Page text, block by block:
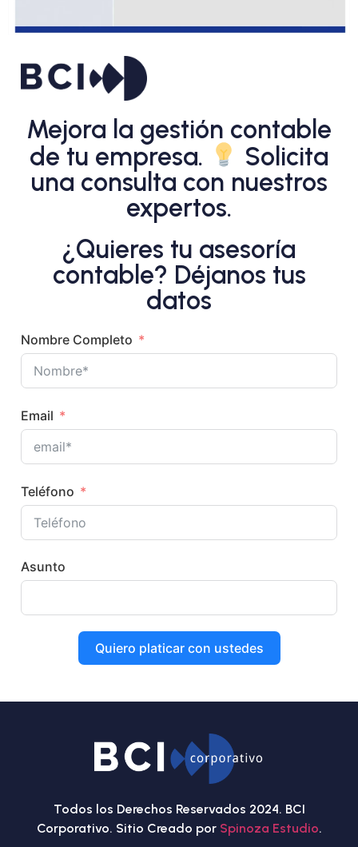
Mejora la gestión contable
de tu empresa.
Solicita
una consulta con nuestros
expertos.
¿Quieres tu asesoría
contable? Déjanos tus
datos
Nombre Completo
Email
Teléfono
Asunto
Quiero platicar con ustedes
Todos los Derechos Reservados 2024. BCI
Corporativo. Sitio Creado por Spinoza Estudio.